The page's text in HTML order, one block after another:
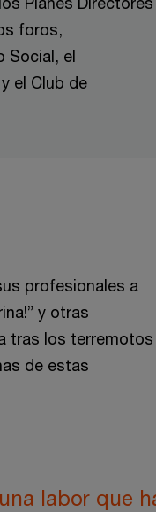
foros,
Social, el
el Club de
profesionales a
y otras
tras los terremotos
de estas
labor que